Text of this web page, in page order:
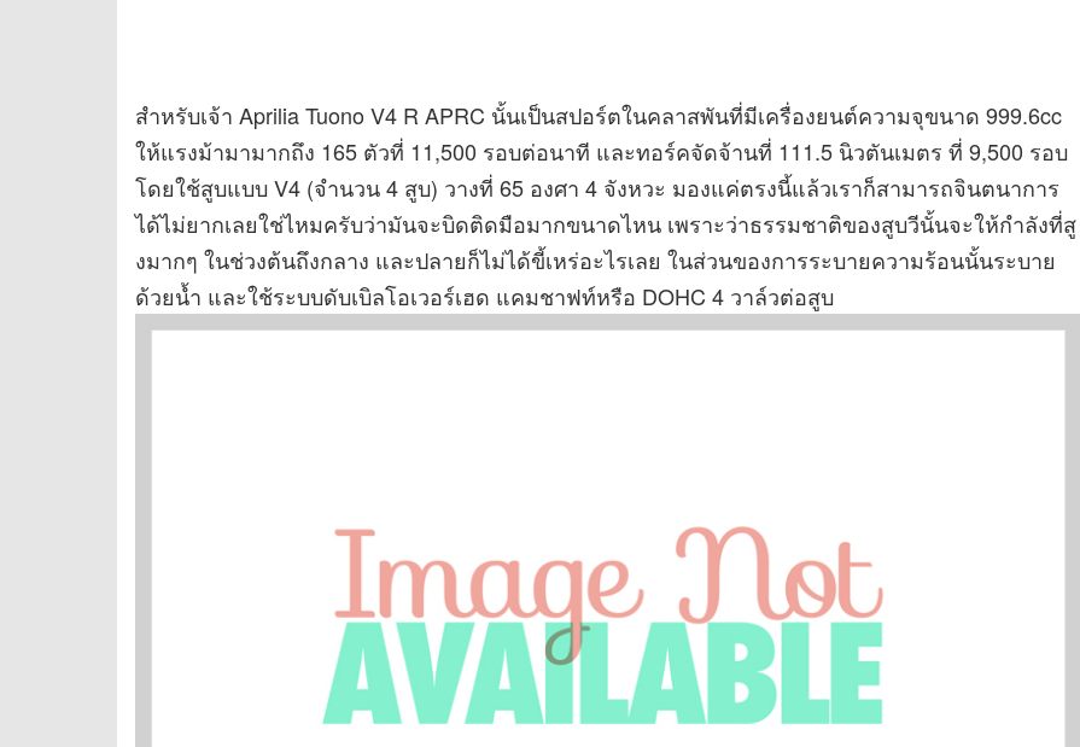
สำหรับเจ้า Aprilia Tuono V4 R APRC นั้นเป็นสปอร์ตในคลาสพันที่มีเครื่องยนต์ความจุขนาด 999.6cc
ให้แรงม้ามามากถึง 165 ตัวที่ 11,500 รอบต่อนาที และทอร์คจัดจ้านที่ 111.5 นิวตันเมตร ที่ 9,500 รอบ
โดยใช้สูบแบบ V4 (จำนวน 4 สูบ) วางที่ 65 องศา 4 จังหวะ มองแค่ตรงนี้แล้วเราก็สามารถจินตนาการ
ได้ไม่ยากเลยใช่ไหมครับว่ามันจะบิดติดมือมากขนาดไหน เพราะว่าธรรมชาติของสูบวีนั้นจะให้กำลังที่สู
งมากๆ ในช่วงต้นถึงกลาง และปลายก็ไม่ได้ขี้เหร่อะไรเลย ในส่วนของการระบายความร้อนนั้นระบาย
ด้วยน้ำ และใช้ระบบดับเบิลโอเวอร์เฮด แคมชาฟท์หรือ DOHC 4 วาล์วต่อสูบ